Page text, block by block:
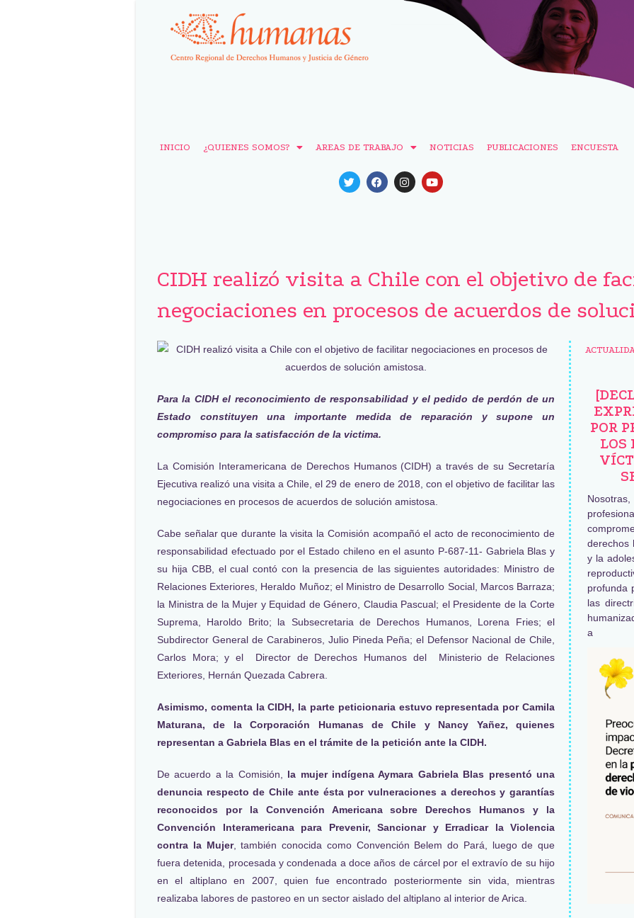
INICIO ¿QUIENES SOMOS? AREAS DE TRABAJO NOTICIAS PUBLICACIONES ENCUESTA
CIDH realizó visita a Chile con el objetivo de
negociaciones en procesos de acuerdos de
Para la CIDH el reconocimiento de responsabilidad y el pedido de perdón de un
Estado constituyen una importante medida de reparación y supone un
compromiso para la satisfacción de la victima.
La Comisión Interamericana de Derechos Humanos (CIDH) a través de su Secretaría
Ejecutiva realizó una visita a Chile, el 29 de enero de 2018, con el objetivo de facilitar las
negociaciones en procesos de acuerdos de solución amistosa.
Cabe señalar que durante la visita la Comisión acompañó el acto de reconocimiento de
responsabilidad efectuado por el Estado chileno en el asunto P-687-11- Gabriela Blas y
su hija CBB, el cual contó con la presencia de las siguientes autoridades: Ministro de
Relaciones Exteriores, Heraldo Muñoz; el Ministro de Desarrollo Social, Marcos Barraza;
la Ministra de la Mujer y Equidad de Género, Claudia Pascual; el Presidente de la Corte
Suprema, Haroldo Brito; la Subsecretaria de Derechos Humanos, Lorena Fries; el
Subdirector General de Carabineros, Julio Pineda Peña; el Defensor Nacional de Chile,
Carlos Mora; y el Director de Derechos Humanos del Ministerio de Relaciones
Exteriores, Hernán Quezada Cabrera.
Asimismo, comenta la CIDH, la parte peticionaria estuvo representada por Camila
Maturana, de la Corporación Humanas de Chile y Nancy Yañez, quienes
representan a Gabriela Blas en el trámite de la petición ante la CIDH.
De acuerdo a la Comisión, la mujer indígena Aymara Gabriela Blas presentó una
denuncia respecto de Chile ante ésta por vulneraciones a derechos y garantías
reconocidos por la Convención Americana sobre Derechos Humanos y la
Convención Interamericana para Prevenir, Sancionar y Erradicar la Violencia
contra la Mujer, también conocida como Convención Belem do Pará, luego de que
fuera detenida, procesada y condenada a doce años de cárcel por el extravío de su hijo
en el altiplano en 2007, quien fue encontrado posteriormente sin vida, mientras
realizaba labores de pastoreo en un sector aislado del altiplano al interior de Arica.
POR
LOS
derechos
y la
profunda
las
a